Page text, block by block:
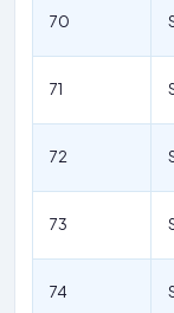
70
71
72
73
74